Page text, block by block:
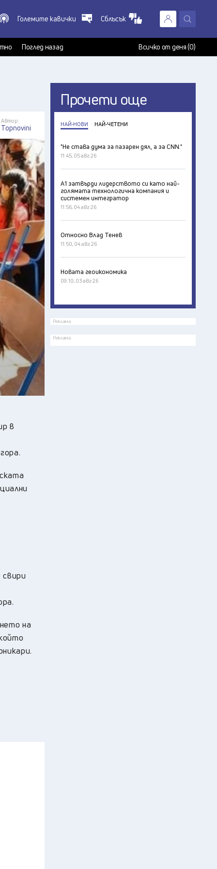
X
Големите кавички Сблъсък
Поглед назад Всичко от деня (0)
Автор:
Topnovini
в
на
Прочети още
НАЙ-НОВИ НАЙ-ЧЕТЕНИ
"Не става дума за пазарен дял, а за CNN."
11:45, 05 авг 26
А1 затвърди лидерството си като най-
голямата технологична компания и
системен интегратор
11:56, 04 авг 26
Относно Влад Тенев
11:50, 04 авг 26
Новата геоикономика
09:10, 03 авг 26
Реклама
Реклама